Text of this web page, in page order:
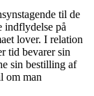
til de
indflydelse på
lover. I relation
tid bevarer sin
sin bestilling af
om man